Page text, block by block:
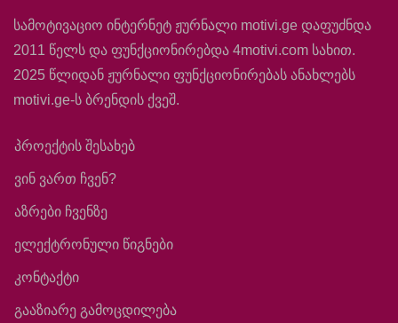
სამოტივაციო ინტერნეტ ჟურნალი motivi.ge დაფუძნდა
2011 წელს და ფუნქციონირებდა 4motivi.com სახით.
2025 წლიდან ჟურნალი ფუნქციონირებას ანახლებს
motivi.ge-ს ბრენდის ქვეშ.
პროექტის შესახებ
ვინ ვართ ჩვენ?
აზრები ჩვენზე
ელექტრონული წიგნები
კონტაქტი
გააზიარე გამოცდილება